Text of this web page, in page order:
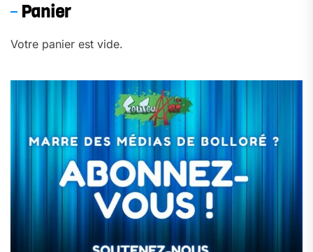
Panier
Votre panier est vide.